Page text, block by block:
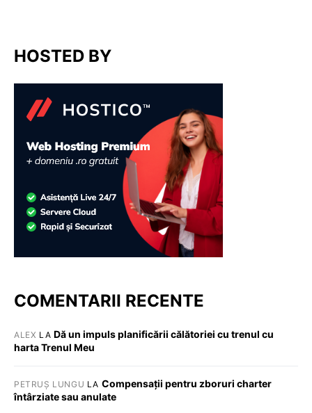
HOSTED BY
COMENTARII RECENTE
ALEX LA Dă un impuls planificării călătoriei cu trenul cu
harta Trenul Meu
PETRUȘ LUNGU LA Compensații pentru zboruri charter
întârziate sau anulate